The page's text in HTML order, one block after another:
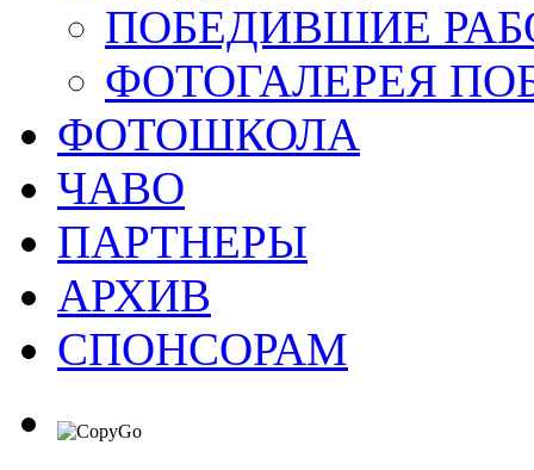
ПОБЕДИВШИЕ
ФОТОГАЛЕРЕЯ
ФОТОШКОЛА
ЧАВО
ПАРТНЕРЫ
АРХИВ
СПОНСОРАМ